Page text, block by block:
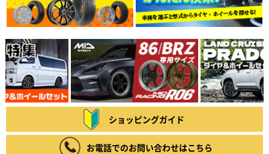
ショッピングガイド
お電話でのお問い合わせはこちら